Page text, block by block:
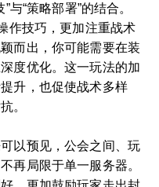
与“策略部署”的结合。
作技巧，更加注重战术
而出，你可能需要在装
度优化。这一玩法的加
升，也促使战术多样
。
以预见，公会之间、玩
再局限于单一服务器。